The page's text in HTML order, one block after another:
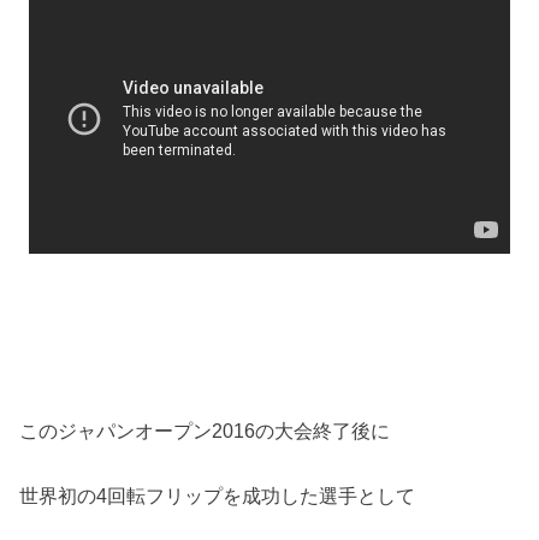
このジャパンオープン2016の大会終了後に
世界初の4回転フリップを成功した選手として